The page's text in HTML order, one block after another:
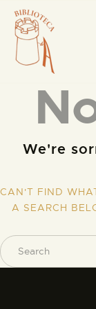
LA
We're
CAN'T FIND
A SEARCH